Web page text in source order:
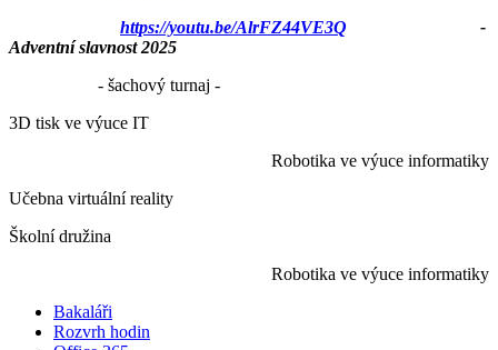
https://youtu.be/AlrFZ44VE3Q -
Adventní slavnost 2025
- šachový turnaj -
3D tisk ve výuce IT
Robotika ve výuce informatiky
Učebna virtuální reality
Školní družina
Robotika ve výuce informatiky
Bakaláři
Rozvrh hodin